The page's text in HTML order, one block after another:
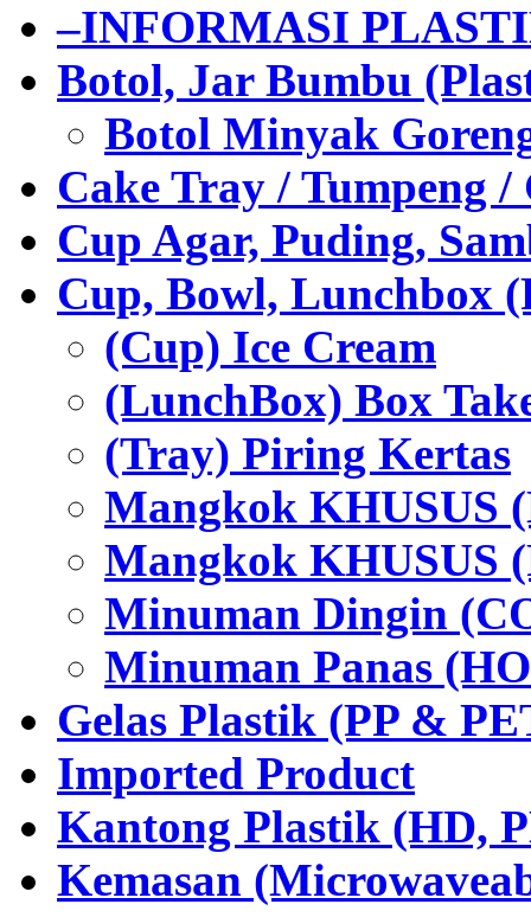
–INFORMASI
Botol, Jar Bumbu
Botol Minyak
Cake Tray / Tumpeng /
Cup Agar, Puding,
Cup, Bowl, Lunchbox
(Cup) Ice Cream
(LunchBox) Box
(Tray) Piring Kertas
Mangkok KHUSUS
Mangkok KHUSUS
Minuman Dingin
Minuman Panas
Gelas Plastik (PP &
Imported Product
Kantong Plastik (HD,
Kemasan